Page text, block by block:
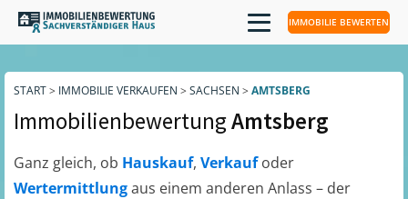
IMMOBILIE BEWERTEN
START> IMMOBILIE VERKAUFEN > SACHSEN > AMTSBERG
ImmobilienbewertungAmtsberg
Ganz gleich, ob Hauskauf, Verkaufoder
Wertermittlungaus einem anderen Anlass – der